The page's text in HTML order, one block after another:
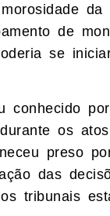
de
se
conhecido
os
preso
das
tribunais